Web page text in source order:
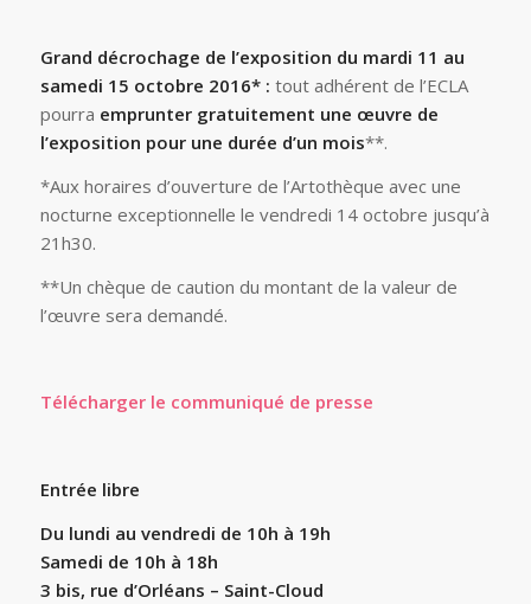
Grand décrochage de l’exposition du mardi 11 au
samedi 15 octobre 2016* : tout adhérent de l’ECLA
pourra emprunter gratuitement une œuvre de
l’exposition pour une durée d’un mois**.
*Aux horaires d’ouverture de l’Artothèque avec une
nocturne exceptionnelle le vendredi 14 octobre jusqu’à
21h30.
**Un chèque de caution du montant de la valeur de
l’œuvre sera demandé.
Télécharger le communiqué de presse
Entrée libre
Du lundi au vendredi de 10h à 19h
Samedi de 10h à 18h
3 bis, rue d’Orléans – Saint-Cloud